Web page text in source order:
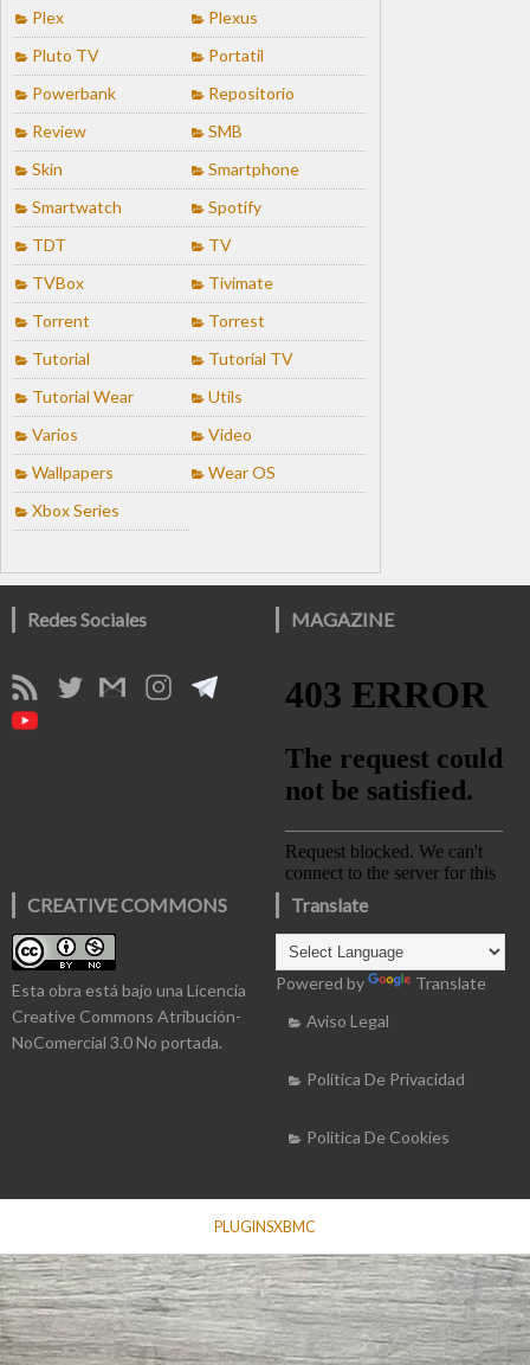
Plex
Plexus
Pluto TV
Portatil
Powerbank
Repositorio
Review
SMB
Skin
Smartphone
Smartwatch
Spotify
TDT
TV
TVBox
Tivimate
Torrent
Torrest
Tutorial
Tutorial TV
Tutorial Wear
Utils
Varios
Video
Wallpapers
Wear OS
Xbox Series
Redes Sociales MAGAZINE
CREATIVE COMMONS
Esta obra está bajo una Licencia
Creative Commons Atribución-
NoComercial 3.0 No portada.
Translate
Powered by
Translate
Aviso Legal
Política De Privacidad
Politica De Cookies
PLUGINSXBMC